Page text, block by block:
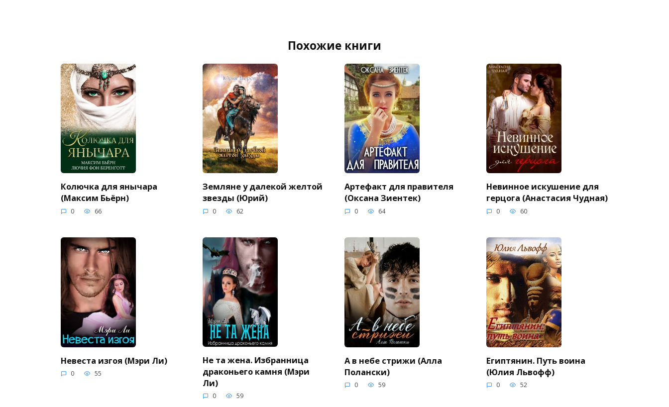
Похожие книги
Колючка для янычара
(Максим Бьёрн)
0 66
Земляне у далекой желтой
звезды (Юрий)
0 62
Артефакт для правителя
(Оксана Зиентек)
0 64
Невинное искушение для
герцога (Анастасия Чудная)
0 60
Невеста изгоя (Мэри Ли)
0 55
Не та жена. Избранница
драконьего камня (Мэри
Ли)
0 59
А в небе стрижи (Алла
Полански)
0 59
Египтянин. Путь воина
(Юлия Львофф)
0 52